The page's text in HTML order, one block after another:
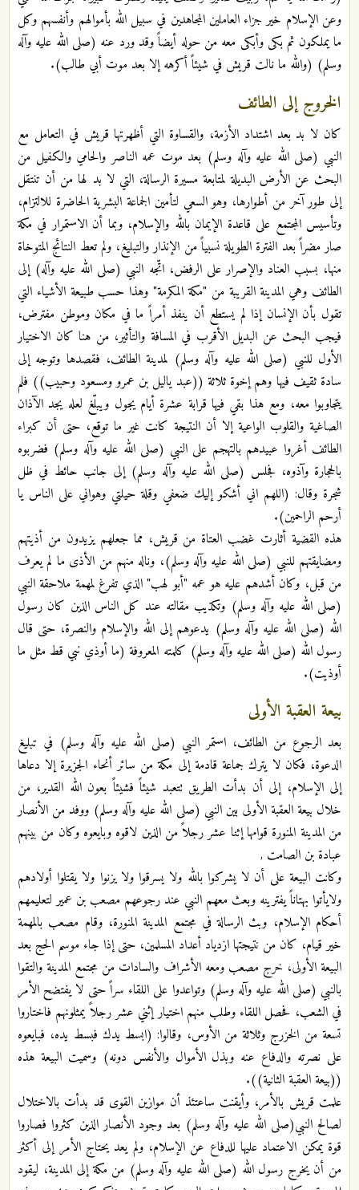
وعن الإسلام خير جزاء العاملين المجاهدين في سبيل الله بأموالهم وأنفسهم وكل
ما يملكون ثم بكى وأبكى معه من حوله أيضاً وقد ورد عنه (صلى الله عليه وآله
وسلم) (والله ما نالت قريش في شيئاً أكرهه إلا بعد موت أبي طالب).
الخروج إلى الطائف
كان لا بد بعد اشتداد الأزمة، والقساوة التي أظهرتها قريش في التعامل مع
النبي (صلى الله عليه وآله وسلم) بعد موت عمه الناصر والحامي والكفيل من
البحث عن الأرض البديلة لمتابعة مسيرة الرسالة، التي لا بد لها من أن تنتقل
إلى طور آخر من أطوارها، وهو السعي لتأمين الجماعة البشرية الحاضرة للالتزام،
وتأسيس المجتمع على قاعدة الإيمان بالله والإسلام، وبما أن الاستمرار في مكة
صار مضراً بعد الفترة الطويلة نسبياً من الإنذار والتبليغ، ولم تعط النتائج المتوخاة
منها، بسبب العناد والإصرار على الرفض، اتّجه النبي (صلى الله عليه وآله) إلى
الطائف وهي المدينة القريبة من "مكة المكرمة" وهذا حسب طبيعة الأشياء التي
تقول بأن الإنسان إذا لم يستطع أن ينفذ أمراً ما في مكان وموطن مفترض،
فيجب البحث عن البديل الأقرب في المسافة والتأثير، من هنا كان الاختيار
الأول للنبي (صلى الله عليه وآله وسلم) لمدينة الطائف، فقصدها وتوجه إلى
سادة ثقيف فيها وهم إخوة ثلاثة ((عبد ياليل بن عمرو ومسعود وحبيب)) فلم
يتجاوبوا معه، ومع هذا بقي فيها قرابة عشرة أيام يجول ويبلّغ لعله يجد الآذان
الصاغية والقلوب الواعية إلا أن النتيجة كانت غير ما توقع، حتى أن كبراء
الطائف أغروا عبيدهم بالتهجم على النبي (صلى الله عليه وآله وسلم) فضربوه
بالحجارة وآذوه، فجلس (صلى الله عليه وآله وسلم) إلى جانب حائط في ظل
شجرة وقال: (اللهم اني أشكو إليك ضعفي وقلة حيلتي وهواني على الناس يا
أرحم الراحمين).
هذه القضية أثارت غضب العتاة من قريش، مما جعلهم يزيدون من أذيتهم
ومضايقتهم للنبي (صلى الله عليه وآله وسلم)، وناله منهم من الأذى ما لم يعرف
من قبل، وكان أشدهم عليه هو عمه "أبو لهب" الذي تفرغ لمهمة ملاحقة النبي
(صلى الله عليه وآله وسلم) وتكذيب مقالته عند كل الناس الذين كان رسول
الله (صلى الله عليه وآله وسلم) يدعوهم إلى الله والإسلام والنصرة، حتى قال
رسول الله (صلى الله عليه وآله وسلم) كلمته المعروفة (ما أوذي نبي قط مثل ما
أوذيت).
بيعة العقبة الأولى
بعد الرجوع من الطائف، استمر النبي (صلى الله عليه وآله وسلم) في تبليغ
الدعوة، فكان لا يترك جماعة قادمة إلى مكة من سائر أنحاء الجزيرة إلا دعاها
إلى الإسلام، إلى أن بدأت الطريق تتعبد شيئاً فشيئاً بعون الله القدير، من
خلال بيعة العقبة الأولى بين النبي (صلى الله عليه وآله وسلم) ووفد من الأنصار
من المدينة المنورة قوامها إثنا عشر رجلاً من الذين لاقوه وبايعوه وكان من بينهم
عبادة بن الصامت ,
وكانت البيعة على أن لا يشركوا بالله ولا يسرقوا ولا يزنوا ولا يقتلوا أولادهم
ولايأتوا بهتاناً يفترينه وبعث معهم النبي عند رجوعهم مصعب بن عمير لتعليمهم
أحكام الإسلام، وبث الرسالة في مجتمع المدينة المنورة، وقام مصعب بالمهمة
خير قيام، كان من نتيجتها ازدياد أعداد المسلمين، حتى إذا جاء موسم الحج بعد
البيعة الأولى، خرج مصعب ومعه الأشراف والسادات من مجتمع المدينة والتقوا
بالنبي (صلى الله عليه وآله وسلم) وتواعدوا على اللقاء سراً حتى لا يفتضح الأمر
في الشعب، فحصل اللقاء وطلب منهم اختيار إثني عشر رجلاً يمثلونهم فاختاروا
تسعة من الخزرج وثلاثة من الأوس، وقالوا: (ابسط يدك فبسط يده، فبايعوه
على نصرته والدفاع عنه وبذل الأموال والأنفس دونه) وسميت البيعة هذه
((بيعة العقبة الثانية)).
علمت قريش بالأمر، وأيقنت ساعتئذ أن موازين القوى قد بدأت بالاختلال
لصالح النبي(صلى الله عليه وآله وسلم) بعد وجود الأنصار الذين كثروا فصاروا
قوة يمكن الاعتماد عليها للدفاع عن الإسلام، ولم يعد يحتاج الأمر إلى أكثر
من أن يخرج رسول الله (صلى الله عليه وآله وسلم) من مكة إلى المدينة، ليقود